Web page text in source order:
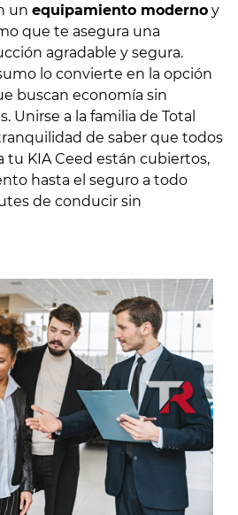
un equipamiento moderno y
que te asegura una
agradable y segura.
lo convierte en la opción
buscan economía sin
Unirse a la familia de Total
de saber que todos
tu KIA Ceed están cubiertos,
hasta el seguro a todo
de conducir sin